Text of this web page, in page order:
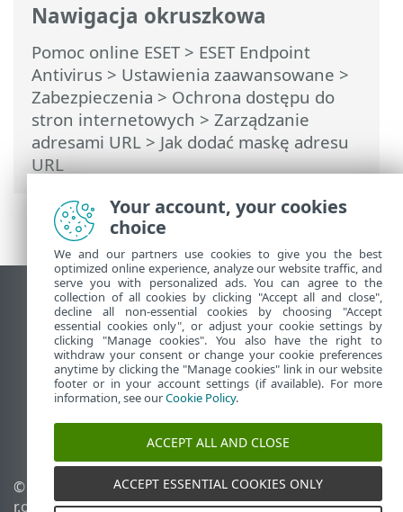
Nawigacja okruszkowa
Pomoc online ESET> ESET Endpoint
Antivirus > Ustawienia zaawansowane >
Zabezpieczenia > Ochrona dostępu do
stron internetowych > Zarządzanie
adresami URL > Jak dodać maskę adresu
URL
Wyświetl witrynę internetową dla
komputerów
End of Life
Baza wiedzy ESET
Forum ESET
Pomoc regionalna
© 1992 - 2026 ESET, spol. s
r.o. – Wszelkie prawa
Zarządzaj plikami cookie
Polityka dotycząca plików
Your account, your cookies
choice
We and our partners use cookies to give you the best
optimized online experience, analyze our website traffic, and
serve you with personalized ads. You can agree to the
collection of all cookies by clicking "Accept all and close",
decline all non-essential cookies by choosing "Accept
essential cookies only", or adjust your cookie settings by
clicking "Manage cookies". You also have the right to
withdraw your consent or change your cookie preferences
anytime by clicking the "Manage cookies" link in our website
footer or in your account settings (if available). For more
information, see ourCookie Policy.
ACCEPT ALL AND CLOSE
ACCEPT ESSENTIAL COOKIES ONLY